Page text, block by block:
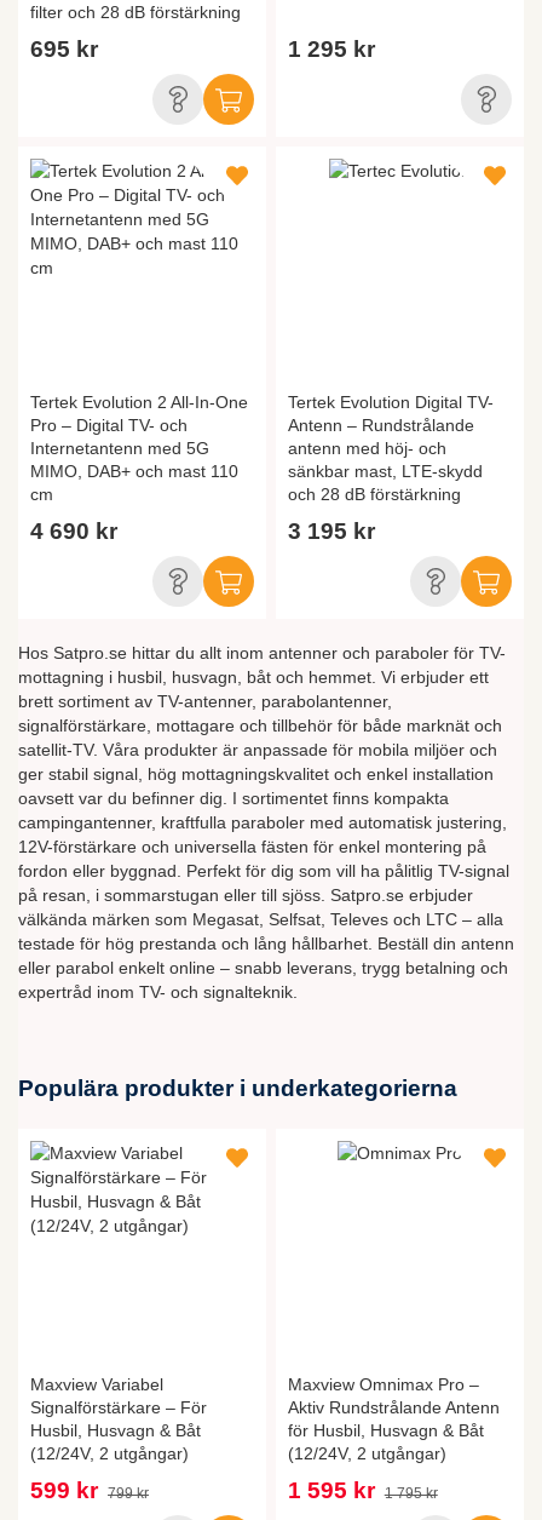
filter och 28 dB förstärkning
695 kr 1 295 kr
Tertek Evolution 2 All-In-One
Pro – Digital TV- och
Internetantenn med 5G
MIMO, DAB+ och mast 110
cm
4 690 kr
Tertek Evolution Digital TV-
Antenn – Rundstrålande
antenn med höj- och
sänkbar mast, LTE-skydd
och 28 dB förstärkning
3 195 kr
Hos Satpro.se hittar du allt inom antenner och paraboler för TV-
mottagning i husbil, husvagn, båt och hemmet. Vi erbjuder ett
brett sortiment av TV-antenner, parabolantenner,
signalförstärkare, mottagare och tillbehör för både marknät och
satellit-TV. Våra produkter är anpassade för mobila miljöer och
ger stabil signal, hög mottagningskvalitet och enkel installation
oavsett var du befinner dig. I sortimentet finns kompakta
campingantenner, kraftfulla paraboler med automatisk justering,
12V-förstärkare och universella fästen för enkel montering på
fordon eller byggnad. Perfekt för dig som vill ha pålitlig TV-signal
på resan, i sommarstugan eller till sjöss. Satpro.se erbjuder
välkända märken som Megasat, Selfsat, Televes och LTC – alla
testade för hög prestanda och lång hållbarhet. Beställ din antenn
eller parabol enkelt online – snabb leverans, trygg betalning och
expertråd inom TV- och signalteknik.
Populära produkter i underkategorierna
Maxview Variabel
Signalförstärkare – För
Husbil, Husvagn & Båt
(12/24V, 2 utgångar)
599 kr 799 kr
Maxview Omnimax Pro –
Aktiv Rundstrålande Antenn
för Husbil, Husvagn & Båt
(12/24V, 2 utgångar)
1 595 kr 1 795 kr